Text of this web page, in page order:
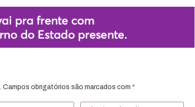
Campos obrigatórios são marcados com *